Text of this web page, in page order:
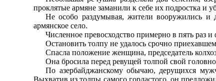
проклятые армяне заманили к себе их подростка и
Не особо раздумывая, жители вооружились и
армянское село.
Численное превосходство примерно в пять раз
Остановить толпу не удалось срочно
Спасла положение женщина, председатель
Она бросила перед ревущей толпой свой
По азербайджанскому обычаю, дерущихся